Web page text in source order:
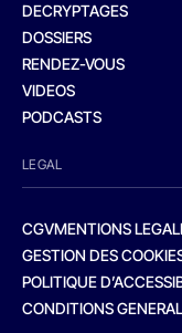
DECRYPTAGES
DOSSIERS
RENDEZ-VOUS
VIDEOS
PODCASTS
LEGAL
CGVMENTIONS
GESTION DES
POLITIQUE
CONDITIONS